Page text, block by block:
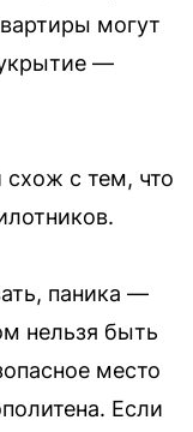
могут
—
схож с тем, что
паника —
нельзя быть
место
Если